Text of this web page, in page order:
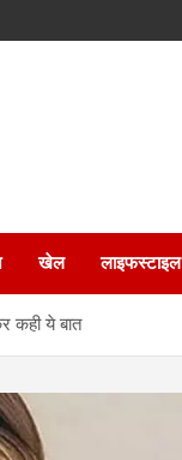
खेल लाइफस्टाइल
कही ये बात